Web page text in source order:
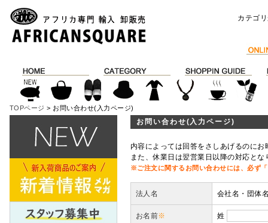
カテゴ
TOPページ > お問い合わせ(入力ページ)
お問い合わせ(入力ページ)
内容によっては回答をさしあげるのに
また、休業日は翌営業日以降の対応と
※ご注文に関するお問い合わせには、必ず
法人名 会社名・団体
お名前※ 姓